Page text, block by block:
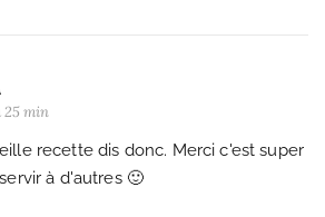
25 min
recette dis donc. Merci c'est super
à d'autres 🙂